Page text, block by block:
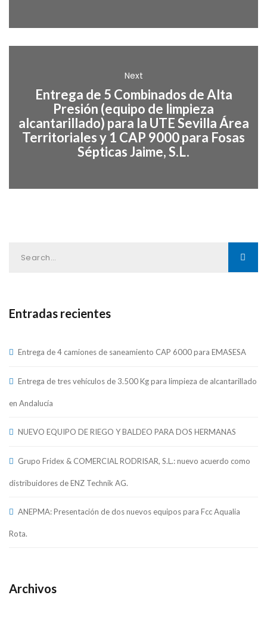
Next
Entrega de 5 Combinados de Alta
Presión (equipo de limpieza
alcantarillado) para la UTE Sevilla Área
Territoriales y 1 CAP 9000 para Fosas
Sépticas Jaime, S.L.
Entradas recientes
Entrega de 4 camiones de saneamiento CAP 6000 para EMASESA
Entrega de tres vehículos de 3.500 Kg para limpieza de alcantarillado
en Andalucía
NUEVO EQUIPO DE RIEGO Y BALDEO PARA DOS HERMANAS
Grupo Fridex & COMERCIAL RODRISAR, S.L.: nuevo acuerdo como
distribuidores de ENZ Technik AG.
ANEPMA: Presentación de dos nuevos equipos para Fcc Aqualia
Rota.
Archivos